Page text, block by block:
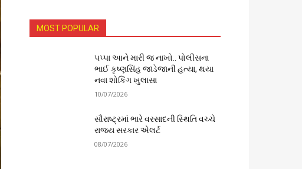
MOST POPULAR
પપ્પા આને મારી જ નાખો.. પોલીસના
ભાઈ કૃષ્ણસિંહ જાડેજાની હત્યા, થયા
નવા શોકિંગ ખુલાસા
10/07/2026
સૌરાષ્ટ્રમાં ભારે વરસાદની સ્થિતિ વચ્ચે
રાજ્ય સરકાર એલર્ટ
08/07/2026